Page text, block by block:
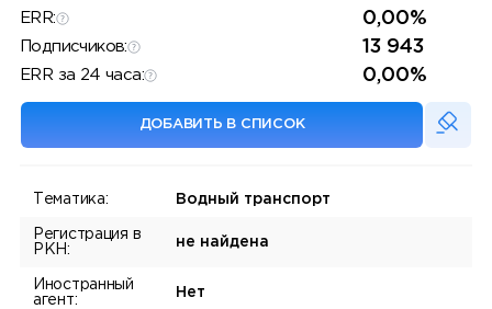
ERR: 0,00%
Подписчиков: 13 943
ERR за 24 часа: 0,00%
ДОБАВИТЬ В СПИСОК
Тематика: Водный транспорт
Регистрация в
РКН:
не найдена
Иностранный
агент:
Нет